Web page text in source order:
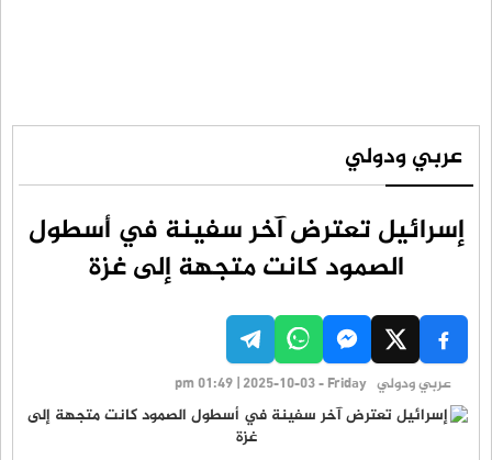
عربي ودولي
إسرائيل تعترض آخر سفينة في أسطول
الصمود كانت متجهة إلى غزة
عربي ودولي pm 01:49 | 2025-10-03 - Friday